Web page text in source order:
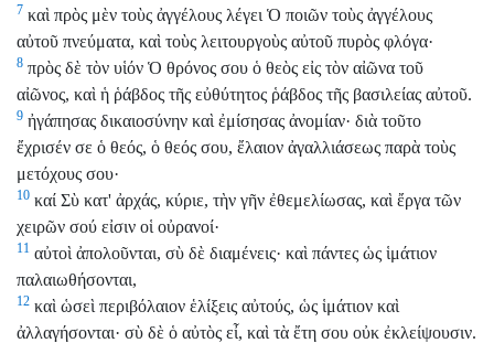
7 καὶ πρὸς μὲν τοὺς ἀγγέλους λέγει Ὁ ποιῶν τοὺς ἀγγέλους
αὐτοῦ πνεύματα, καὶ τοὺς λειτουργοὺς αὐτοῦ πυρὸς φλόγα·
8 πρὸς δὲ τὸν υἱόν Ὁ θρόνος σου ὁ θεὸς εἰς τὸν αἰῶνα τοῦ
αἰῶνος, καὶ ἡ ῥάβδος τῆς εὐθύτητος ῥάβδος τῆς βασιλείας αὐτοῦ.
9 ἠγάπησας δικαιοσύνην καὶ ἐμίσησας ἀνομίαν· διὰ τοῦτο
ἔχρισέν σε ὁ θεός, ὁ θεός σου, ἔλαιον ἀγαλλιάσεως παρὰ τοὺς
μετόχους σου·
10 καί Σὺ κατ' ἀρχάς, κύριε, τὴν γῆν ἐθεμελίωσας, καὶ ἔργα τῶν
χειρῶν σού εἰσιν οἱ οὐρανοί·
11 αὐτοὶ ἀπολοῦνται, σὺ δὲ διαμένεις· καὶ πάντες ὡς ἱμάτιον
παλαιωθήσονται,
12 καὶ ὡσεὶ περιβόλαιον ἑλίξεις αὐτούς, ὡς ἱμάτιον καὶ
ἀλλαγήσονται· σὺ δὲ ὁ αὐτὸς εἶ, καὶ τὰ ἔτη σου οὐκ ἐκλείψουσιν.